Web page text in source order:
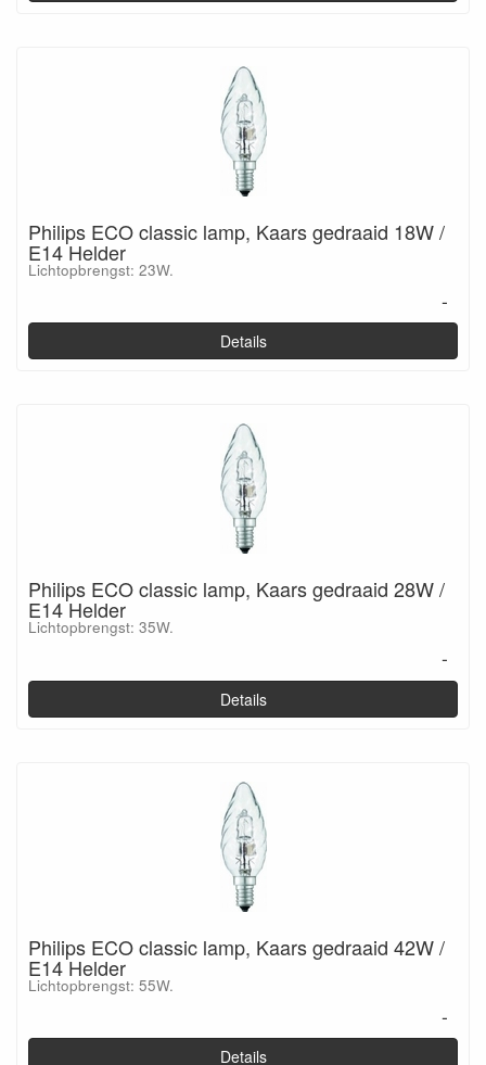
Philips ECO classic lamp, Kaars gedraaid 18W /
E14 Helder
Lichtopbrengst: 23W.
-
Details
Philips ECO classic lamp, Kaars gedraaid 28W /
E14 Helder
Lichtopbrengst: 35W.
-
Details
Philips ECO classic lamp, Kaars gedraaid 42W /
E14 Helder
Lichtopbrengst: 55W.
-
Details